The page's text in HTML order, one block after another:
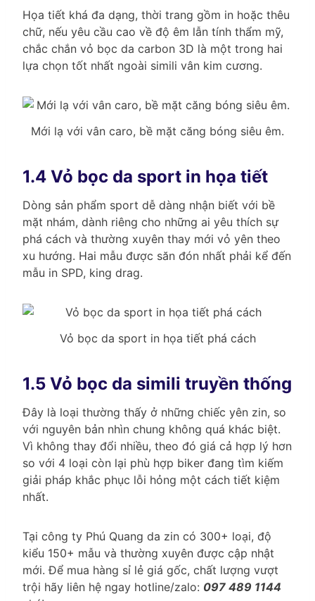
Họa tiết khá đa dạng, thời trang gồm in hoặc thêu
chữ, nếu yêu cầu cao về độ êm lẫn tính thẩm mỹ,
chắc chắn vỏ bọc da carbon 3D là một trong hai
lựa chọn tốt nhất ngoài simili vân kim cương.
Mới lạ với vân caro, bề mặt căng bóng siêu êm.
1.4 Vỏ bọc da sport in họa tiết
Dòng sản phẩm sport dễ dàng nhận biết với bề
mặt nhám, dành riêng cho những ai yêu thích sự
phá cách và thường xuyên thay mới vỏ yên theo
xu hướng. Hai mẫu được săn đón nhất phải kể đến
mẫu in SPD, king drag.
Vỏ bọc da sport in họa tiết phá cách
1.5 Vỏ bọc da simili truyền thống
Đây là loại thường thấy ở những chiếc yên zin, so
với nguyên bản nhìn chung không quá khác biệt.
Vì không thay đổi nhiều, theo đó giá cả hợp lý hơn
so với 4 loại còn lại phù hợp biker đang tìm kiếm
giải pháp khắc phục lỗi hỏng một cách tiết kiệm
nhất.
Tại công ty Phú Quang da zin có 300+ loại, độ
kiểu 150+ mẫu và thường xuyên được cập nhật
mới. Để mua hàng sỉ lẻ giá gốc, chất lượng vượt
trội hãy liên hệ ngay hotline/zalo: 097 489 1144